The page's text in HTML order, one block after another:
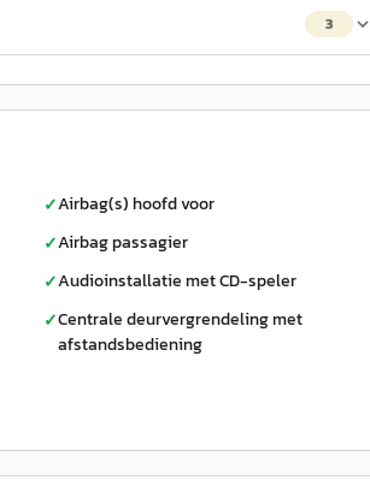
3
✓Airbag(s) hoofd voor
✓Airbag passagier
✓Audioinstallatie met CD-speler
✓Centrale deurvergrendeling met
afstandsbediening